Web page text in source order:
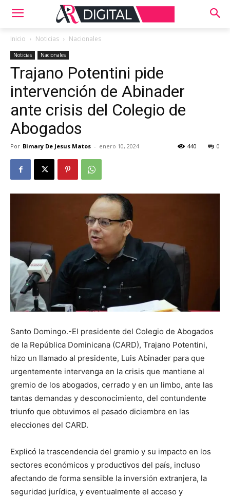
Inicio Noticias Nacionales
Noticias Nacionales
Trajano Potentini pide
intervención de Abinader
ante crisis del Colegio de
Abogados
Por Bimary De Jesus Matos - enero 10, 2024 0
440
Santo Domingo.-El presidente del Colegio de Abogados
de la República Dominicana (CARD), Trajano Potentini,
hizo un llamado al presidente, Luis Abinader para que
urgentemente intervenga en la crisis que mantiene al
gremio de los abogados, cerrado y en un limbo, ante las
tantas demandas y desconocimiento, del contundente
triunfo que obtuvimos el pasado diciembre en las
elecciones del CARD.
Explicó la trascendencia del gremio y su impacto en los
sectores económicos y productivos del país, incluso
afectando de forma sensible la inversión extranjera, la
seguridad jurídica, y eventualmente el acceso y